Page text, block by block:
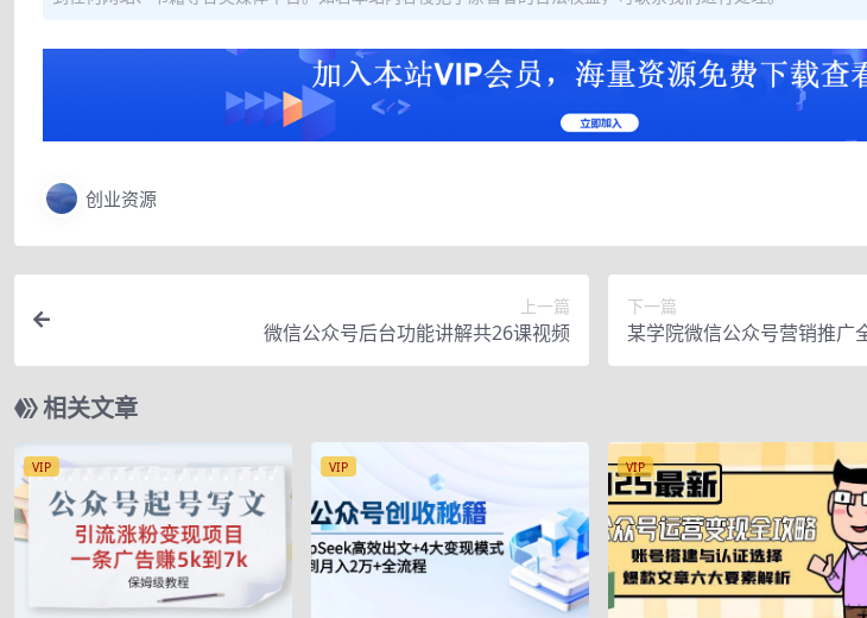
创业资源
上一篇
微信公众号后台功能讲解共26课视频
下一篇
某学院微信公众号营销推广
相关文章
VIP VIP VIP